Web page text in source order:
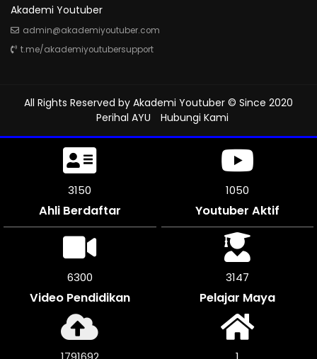
Akademi Youtuber
admin@akademiyoutuber.com
t.me/akademiyoutubersupport
All Rights Reserved by Akademi Youtuber © Since 2020
Perihal AYU
Hubungi Kami
3507
Ahli Berdaftar
1169
Youtuber Aktif
7014
Video Pendidikan
3507
Pelajar Maya